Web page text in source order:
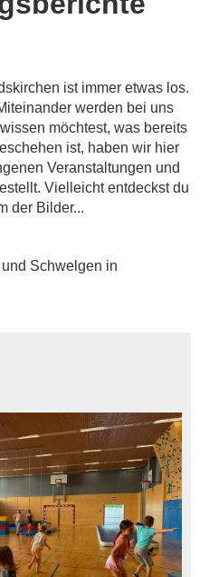
ist immer etwas los.
werden bei uns
möchtest, was bereits
ist, haben wir hier
Veranstaltungen und
Vielleicht entdeckst du
der Bilder...
Schwelgen in